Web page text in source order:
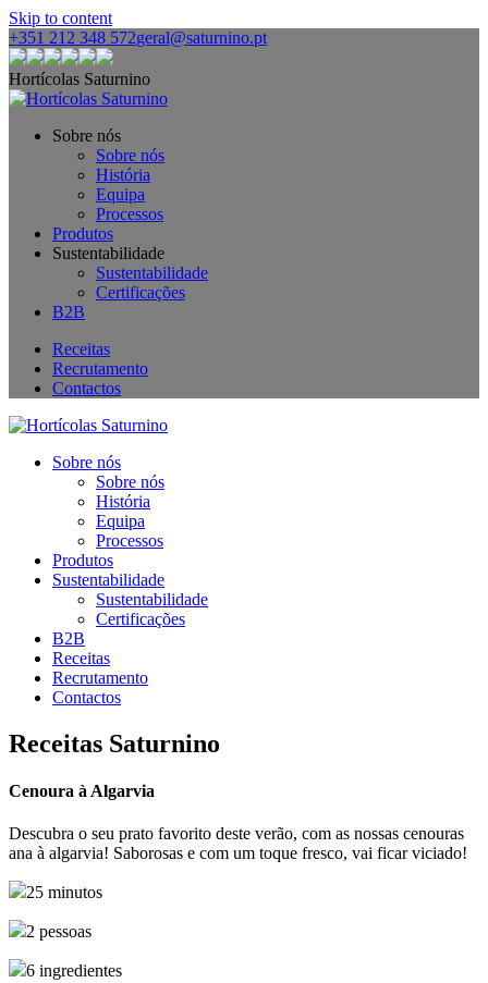
Skip to content
+351 212 348 572geral@saturnino.pt
Hortícolas Saturnino
Sobre nós
Sobre nós
História
Equipa
Processos
Produtos
Sustentabilidade
Sustentabilidade
Certificações
B2B
Receitas
Recrutamento
Contactos
Sobre nós
Sobre nós
História
Equipa
Processos
Produtos
Sustentabilidade
Sustentabilidade
Certificações
B2B
Receitas
Recrutamento
Contactos
Receitas Saturnino
Cenoura à Algarvia
Descubra o seu prato favorito deste verão, com as nossas cenouras
ana à algarvia! Saborosas e com um toque fresco, vai ficar viciado!
25 minutos
2 pessoas
6 ingredientes